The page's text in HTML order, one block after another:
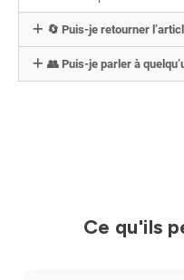
🔄 Puis-je retourner
👥 Puis-je parler à
Ce qu'ils